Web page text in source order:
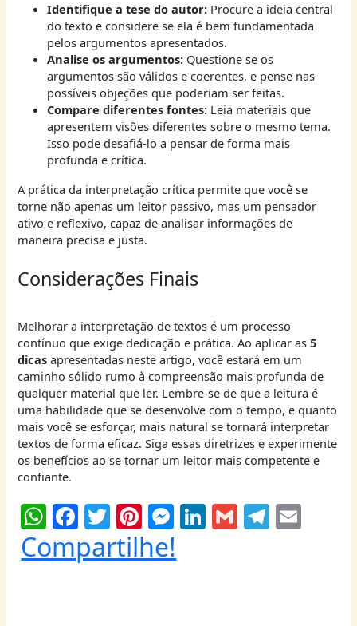
Identifique a tese do autor:Procure a ideia central
do texto e considere se ela é bem fundamentada
pelos argumentos apresentados.
Analise os argumentos:Questione se os
argumentos são válidos e coerentes, e pense nas
possíveis objeções que poderiam ser feitas.
Compare diferentes fontes:Leia materiais que
apresentem visões diferentes sobre o mesmo tema.
Isso pode desafiá-lo a pensar de forma mais
profunda e crítica.
A prática da interpretação crítica permite que você se
torne não apenas um leitor passivo, mas um pensador
ativo e reflexivo, capaz de analisar informações de
maneira precisa e justa.
Considerações Finais
Melhorar a interpretação de textos é um processo
contínuo que exige dedicação e prática. Ao aplicar as5
dicas apresentadas neste artigo, você estará em um
caminho sólido rumo à compreensão mais profunda de
qualquer material que ler. Lembre-se de que a leitura é
uma habilidade que se desenvolve com o tempo, e quanto
mais você se esforçar, mais natural se tornará interpretar
textos de forma eficaz. Siga essas diretrizes e experimente
os benefícios ao se tornar um leitor mais competente e
confiante.
W
h
at
F
a
c
T
w
itt
Pi
nt
er
M
ss
Li G T
Compartilhe!